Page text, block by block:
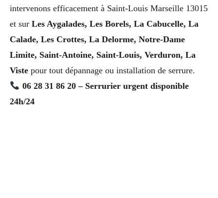
intervenons efficacement à Saint-Louis Marseille 13015
et sur Les Aygalades, Les Borels, La Cabucelle, La
Calade, Les Crottes, La Delorme, Notre-Dame
Limite, Saint-Antoine, Saint-Louis, Verduron, La
Viste pour tout dépannage ou installation de serrure.
06 28 31 86 20 – Serrurier urgent disponible
24h/24